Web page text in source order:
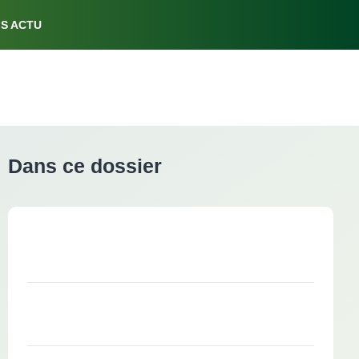
EBIS ACTU
Dans ce dossier
laitières (BGIAP)